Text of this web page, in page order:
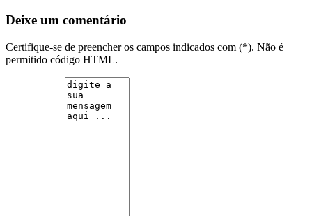
Deixe um comentário
Certifique-se de preencher os campos indicados com (*). Não é
permitido código HTML.